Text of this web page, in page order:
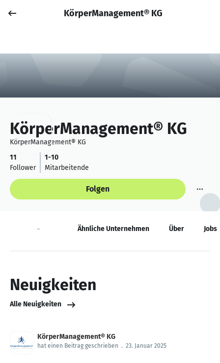
Anmelden
KörperManagement® KG
KörperManagement® KG
KörperManagement® KG
11
Follower
1-10
Mitarbeitende
Folgen
Neuigkeiten Ähnliche Unternehmen Über Jobs
Neuigkeiten
Alle Neuigkeiten
KörperManagement® KG
hat einen Beitrag geschrieben . 23. Januar 2025